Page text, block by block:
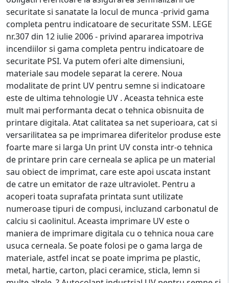
securitate si sanatate la locul de munca -privid gama
completa pentru indicatoare de securitate SSM. LEGE
nr.307 din 12 iulie 2006 - privind apararea impotriva
incendiilor si gama completa pentru indicatoare de
securitate PSI. Va putem oferi alte dimensiuni,
materiale sau modele separat la cerere. Noua
modalitate de print UV pentru semne si indicatoare
este de ultima tehnologie UV . Aceasta tehnica este
mult mai performanta decat o tehnica obisnuita de
printare digitala. Atat calitatea sa net superioara, cat si
versarilitatea sa pe imprimarea diferitelor produse este
foarte mare si larga Un print UV consta intr-o tehnica
de printare prin care cerneala se aplica pe un material
sau obiect de imprimat, care este apoi uscata instant
de catre un emitator de raze ultraviolet. Pentru a
acoperi toata suprafata printata sunt utilizate
numeroase tipuri de compusi, incluzand carbonatul de
calciu si caolinitul. Aceasta imprimare UV este o
maniera de imprimare digitala cu o tehnica noua care
usuca cerneala. Se poate folosi pe o gama larga de
materiale, astfel incat se poate imprima pe plastic,
metal, hartie, carton, placi ceramice, sticla, lemn si